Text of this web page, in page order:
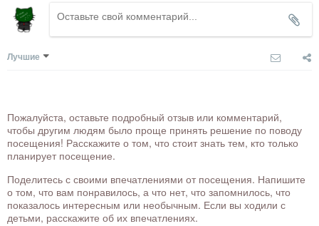
Лучшие
Пожалуйста, оставьте подробный отзыв или комментарий,
чтобы другим людям было проще принять решение по поводу
посещения! Расскажите о том, что стоит знать тем, кто только
планирует посещение.
Поделитесь с своими впечатлениями от посещения. Напишите
о том, что вам понравилось, а что нет, что запомнилось, что
показалось интересным или необычным. Если вы ходили с
детьми, расскажите об их впечатлениях.